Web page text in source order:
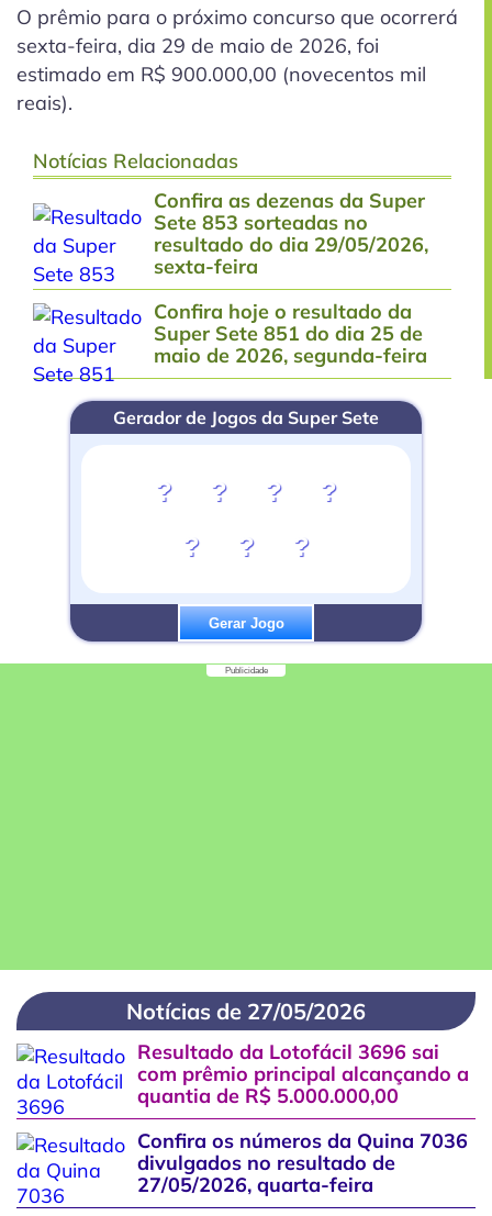
O prêmio para o próximo concurso que ocorrerá
sexta-feira, dia 29 de maio de 2026, foi
estimado em R$ 900.000,00 (novecentos mil
reais).
Notícias Relacionadas
Confira as dezenas da Super
Sete 853 sorteadas no
resultado do dia 29/05/2026,
sexta-feira
Confira hoje o resultado da
Super Sete 851 do dia 25 de
maio de 2026, segunda-feira
Gerador de Jogos da Super Sete
? ? ?
?
?
? ?
Gerar Jogo
Publicidade
Notícias de 27/05/2026
Resultado da Lotofácil 3696 sai
com prêmio principal alcançando a
quantia de R$ 5.000.000,00
Confira os números da Quina 7036
divulgados no resultado de
27/05/2026, quarta-feira